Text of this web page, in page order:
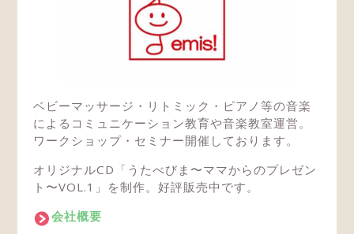
ベビーマッサージ・リトミック・ピアノ等の音楽
によるコミュニケーション教育や音楽教室運営。
ワークショップ・セミナー開催しております。
オリジナルCD「うたべびま〜ママからのプレゼン
ト〜VOL.1」を制作。好評販売中です。
会社概要